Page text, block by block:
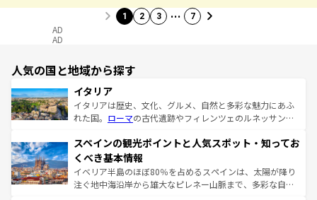
1 2 3 … 7
AD
AD
人気の国と地域から探す
イタリア
イタリアは歴史、文化、グルメ、自然と多彩な魅力にあふ
れた国。 ローマの古代遺跡やフィレンツェのルネッサンス
ろん、トスカーナの美しい田園風景やアマルフィ海岸の絶
景など、自然景観も見逃せない。観光の合間には、本場の
ピザやパスタなど、絶品のイタリア料理を堪能することも
できる。朝目覚めてから夜眠るまで、すべての瞬間を楽し
スペインの観光ポイントと人気スポット・知ってお
くべき基本情報
イベリア半島のほぼ80％を占めるスペインは、太陽が降り
注ぐ地中海沿岸から雄大なピレネー山脈まで、多彩な自然